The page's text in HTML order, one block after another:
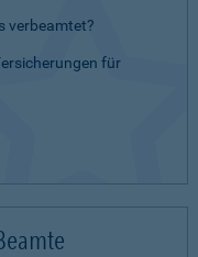
verbeamtet?
für